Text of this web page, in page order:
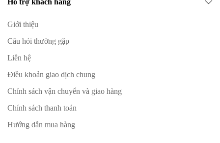
Hỗ trợ khách hàng
Giới thiệu
Câu hỏi thường gặp
Liên hệ
Điều khoản giao dịch chung
Chính sách vận chuyển và giao hàng
Chính sách thanh toán
Hướng dẫn mua hàng